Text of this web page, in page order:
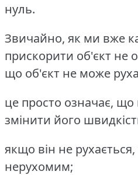
нуль.
Звичайно, як ми вже
прискорити об'єкт не
що об'єкт не може
це просто означає,
змінити його
якщо він не
нерухомим;